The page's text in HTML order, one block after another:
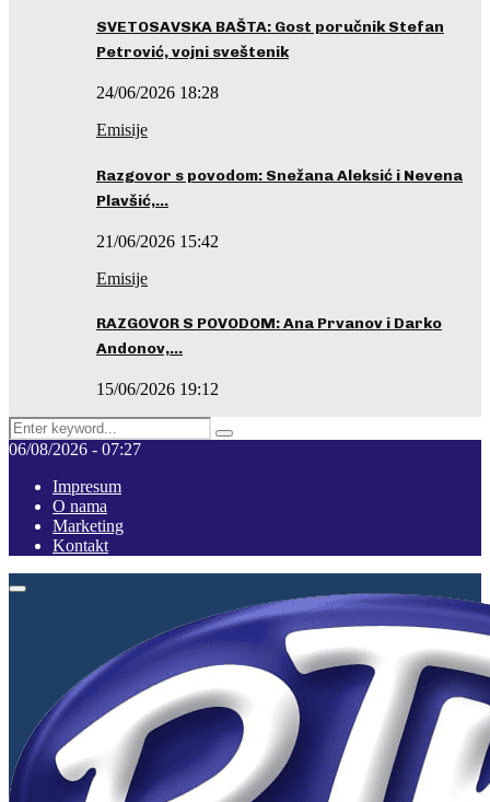
SVETOSAVSKA BAŠTA: Gost poručnik Stefan
Petrović, vojni sveštenik
24/06/2026 18:28
Emisije
Razgovor s povodom: Snežana Aleksić i Nevena
Plavšić,…
21/06/2026 15:42
Emisije
RAZGOVOR S POVODOM: Ana Prvanov i Darko
Andonov,…
15/06/2026 19:12
Search
for:
Pretraga
06/08/2026 - 07:27
Impresum
O nama
Marketing
Kontakt
Facebook
Instagram
Youtube
Primary